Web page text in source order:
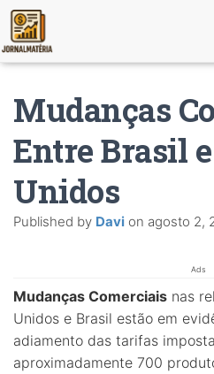
Mudanças
Entre Brasil
Unidos
Published by Davi on agosto 2,
Ads
Mudanças Comerciais nas
Unidos e Brasil estão em
adiamento das tarifas
aproximadamente 700